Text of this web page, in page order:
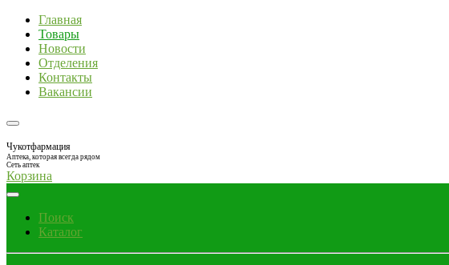
Главная
Товары
Новости
Отделения
Контакты
Вакансии
Чукотфармация
Аптека, которая всегда рядом
Сеть аптек
Корзина
Поиск
Каталог